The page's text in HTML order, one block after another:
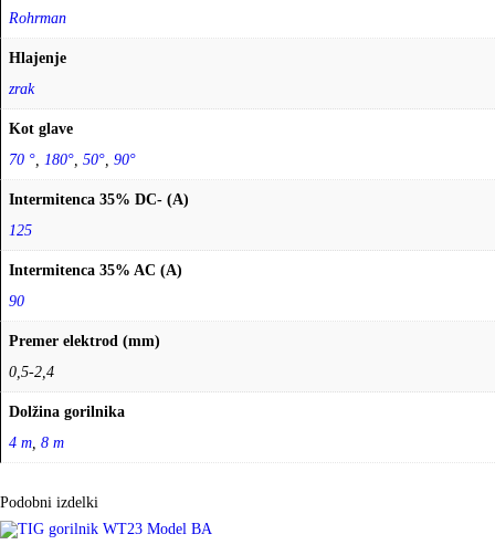
Rohrman
Hlajenje
zrak
Kot glave
70 °, 180°, 50°, 90°
Intermitenca 35% DC- (A)
125
Intermitenca 35% AC (A)
90
Premer elektrod (mm)
0,5-2,4
Dolžina gorilnika
4 m, 8 m
Podobni izdelki